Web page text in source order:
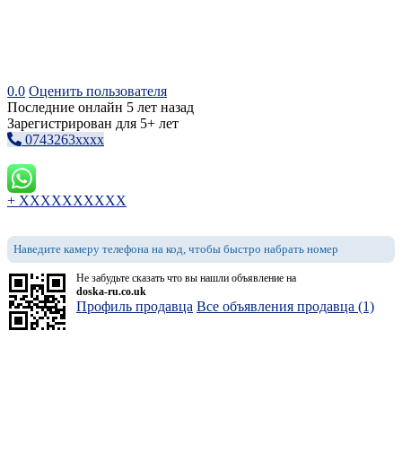
0.0 Оценить пользователя
Последние онлайн 5 лет назад
Зарегистрирован для 5+ лет
0743263xxxx
+ XXXXXXXXXX
Наведите камеру телефона на код, чтобы быстро набрать номер
Не забудьте сказать что вы нашли объявление на
doska-ru.co.uk
Профиль продавца Все объявления продавца (1)